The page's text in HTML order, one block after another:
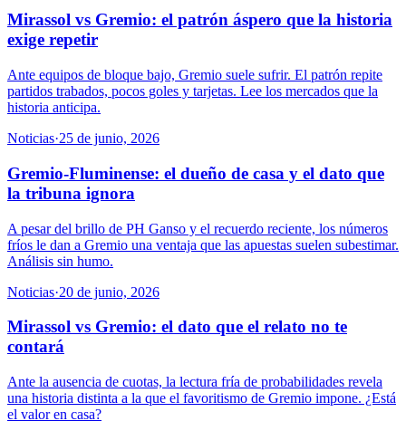
Mirassol vs Gremio: el patrón áspero que la historia
exige repetir
Ante equipos de bloque bajo, Gremio suele sufrir. El patrón repite
partidos trabados, pocos goles y tarjetas. Lee los mercados que la
historia anticipa.
Noticias·25 de junio, 2026
Gremio-Fluminense: el dueño de casa y el dato que
la tribuna ignora
A pesar del brillo de PH Ganso y el recuerdo reciente, los números
fríos le dan a Gremio una ventaja que las apuestas suelen subestimar.
Análisis sin humo.
Noticias·20 de junio, 2026
Mirassol vs Gremio: el dato que el relato no te
contará
Ante la ausencia de cuotas, la lectura fría de probabilidades revela
una historia distinta a la que el favoritismo de Gremio impone. ¿Está
el valor en casa?